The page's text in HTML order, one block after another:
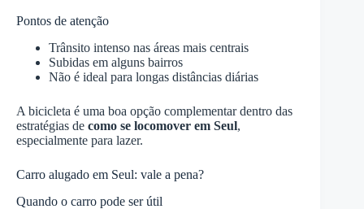
Pontos de atenção
Trânsito intenso nas áreas mais centrais
Subidas em alguns bairros
Não é ideal para longas distâncias diárias
A bicicleta é uma boa opção complementar dentro das
estratégias de como se locomover em Seul,
especialmente para lazer.
Carro alugado em Seul: vale a pena?
Quando o carro pode ser útil